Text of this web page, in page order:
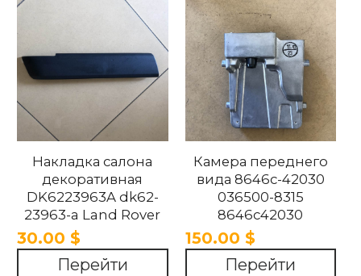
Накладка салона
декоративная
DK6223963A dk62-
23963-a Land Rover
Range Rover Sport
2013-2018
30.00 $
Перейти
Камера переднего
вида 8646c-42030
036500-8315
8646c42030
0365008315 Toyota
RAV4 2017-2022
150.00 $
Перейти